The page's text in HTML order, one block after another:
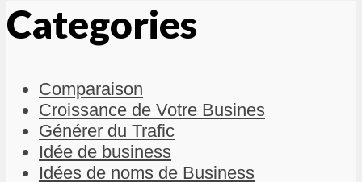
Categories
Comparaison
Croissance de Votre Busines
Générer du Trafic
Idée de business
Idées de noms de Business